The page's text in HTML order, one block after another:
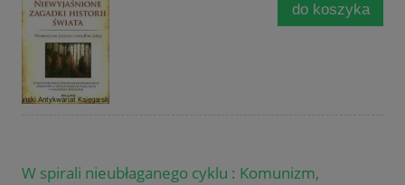
do koszyka
W spirali nieubłaganego cyklu : Komunizm,